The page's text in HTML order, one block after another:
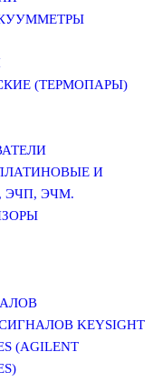
(ТЕРМОПАРЫ)
И
ЭЧП, ЭЧМ.
KEYSIGHT
(AGILENT